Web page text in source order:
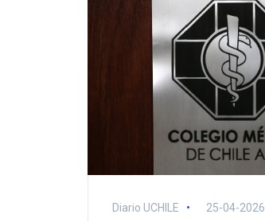
Diario UCHILE 25-04-2026